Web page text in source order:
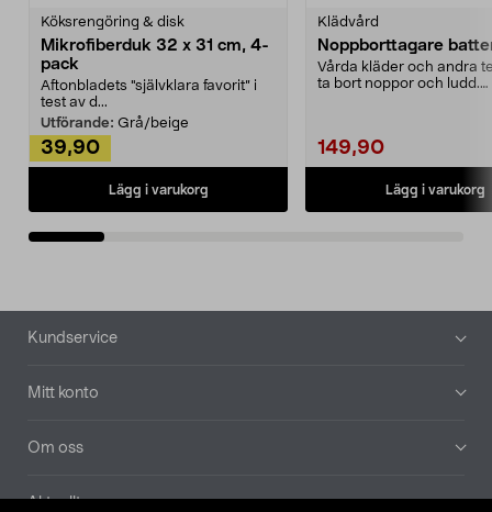
Köksrengöring & disk
Mikrofiberduk 32 x 31 cm, 4-
pack
Aftonbladets "självklara favorit” i
test av d...
Utförande: Grå/beige
39,90
Lägg i varukorg
Klädvård
Noppborttagare
Vårda kläder och andra
ta bort noppor och ludd.
149,90
Lägg i varukorg
Sidfot
Kundservice
Mitt konto
Om oss
Aktuellt